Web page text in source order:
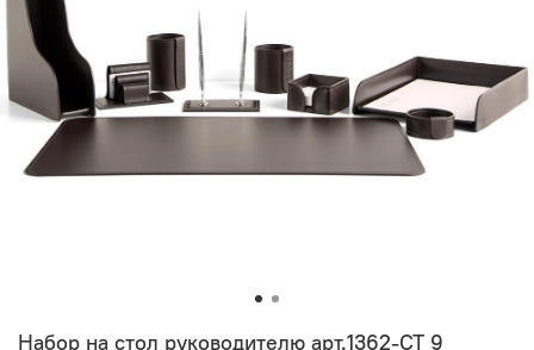
Набор на стол руководителю арт.1362-CT 9